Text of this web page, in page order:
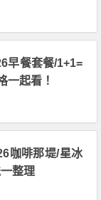
早餐套餐/1+1=
一起看！
咖啡那堤/星冰
整理